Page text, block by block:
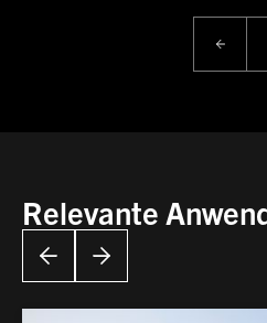
Relevante